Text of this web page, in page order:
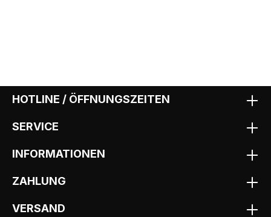
HOTLINE / ÖFFNUNGSZEITEN
SERVICE
INFORMATIONEN
ZAHLUNG
VERSAND